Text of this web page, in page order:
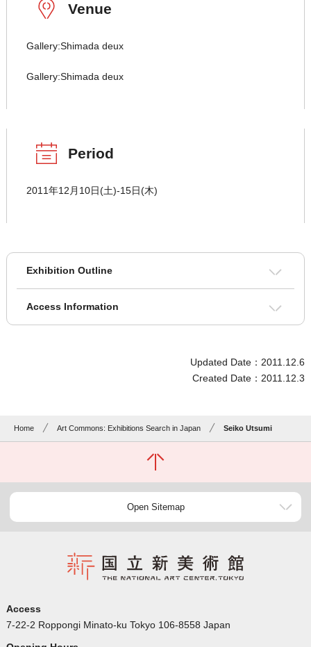
Venue
Gallery:Shimada deux
Gallery:Shimada deux
Period
2011年12月10日(土)-15日(木)
Exhibition Outline
Access Information
Updated Date：2011.12.6
Created Date：2011.12.3
Home Art Commons: Exhibitions Search in Japan Seiko Utsumi
Open Sitemap
Access
7-22-2 Roppongi Minato-ku Tokyo 106-8558 Japan